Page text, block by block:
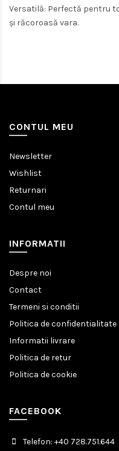
Versatilă: Perfectă pentru
și răcoroasă vara.
CONTUL MEU
Newsletter
Wishlist
Returnari
Contul meu
INFORMATII
Despre noi
Contact
Termeni si conditii
Politica de confidentialitate
Informatii livrare
Politica de retur
Politica de cookie
FACEBOOK
Telefon: +40 728.751.644